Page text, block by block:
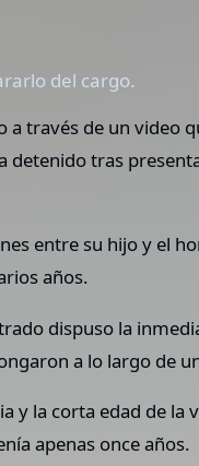
del cargo.
a través de un video
detenido tras
entre su hijo y el
años.
dispuso la
a lo largo de
y la corta edad de la
apenas once años.